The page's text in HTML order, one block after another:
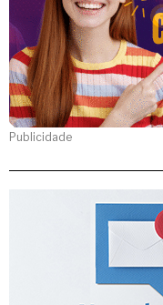
Publicidade